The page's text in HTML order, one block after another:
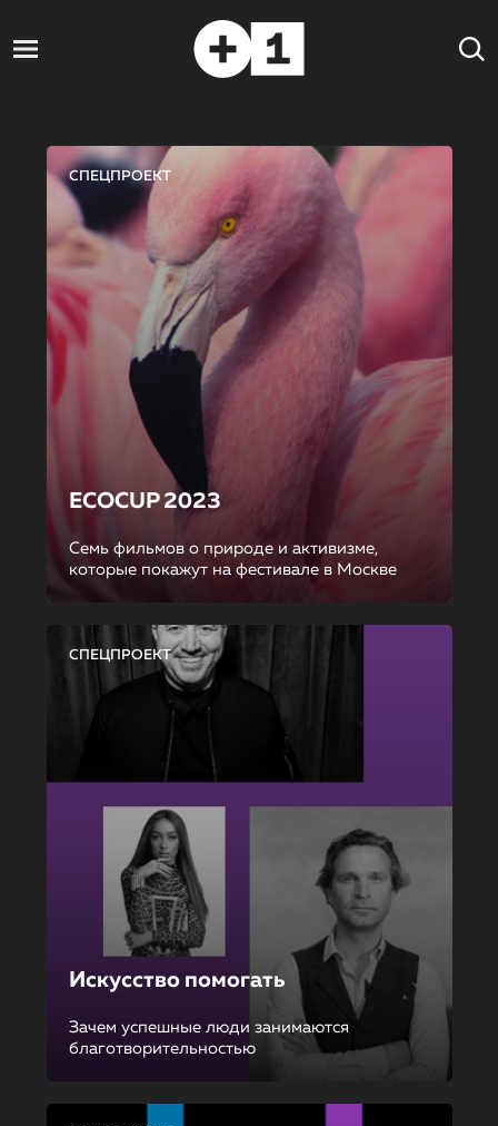
СПЕЦПРОЕКТ
ECOCUP 2023
Семь фильмов о природе и активизме,
которые покажут на фестивале в Москве
СПЕЦПРОЕКТ
Искусство помогать
Зачем успешные люди занимаются
благотворительностью